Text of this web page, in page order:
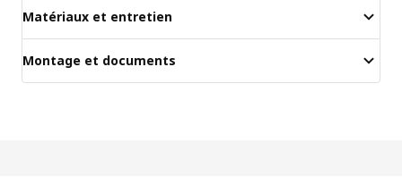
Matériaux et entretien
Montage et documents